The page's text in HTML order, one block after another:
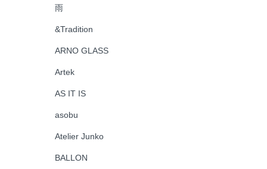
雨
&Tradition
ARNO GLASS
Artek
AS IT IS
asobu
Atelier Junko
BALLON